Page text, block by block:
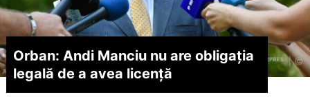
Orban: Andi Manciu nu are obligaţia
legală de a avea licenţă